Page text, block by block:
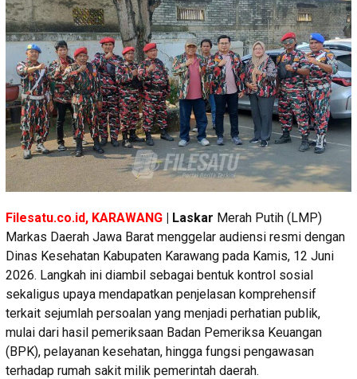
Filesatu.co.id, KARAWANG | Laskar Merah Putih (LMP)
Markas Daerah Jawa Barat menggelar audiensi resmi dengan
Dinas Kesehatan Kabupaten Karawang pada Kamis, 12 Juni
2026. Langkah ini diambil sebagai bentuk kontrol sosial
sekaligus upaya mendapatkan penjelasan komprehensif
terkait sejumlah persoalan yang menjadi perhatian publik,
mulai dari hasil pemeriksaan Badan Pemeriksa Keuangan
(BPK), pelayanan kesehatan, hingga fungsi pengawasan
terhadap rumah sakit milik pemerintah daerah.